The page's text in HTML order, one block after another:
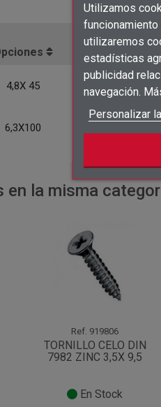
Debe
Utilizamos
utilizaremos
estadísticas
publicidad
navegación.
Personalizar
4,8X 45
Inicia
6,3X100
Inicia
la misma
Ref. 919806
TORNILLO CELO DIN
7982 ZINC 3,5X 9,5
En Stock